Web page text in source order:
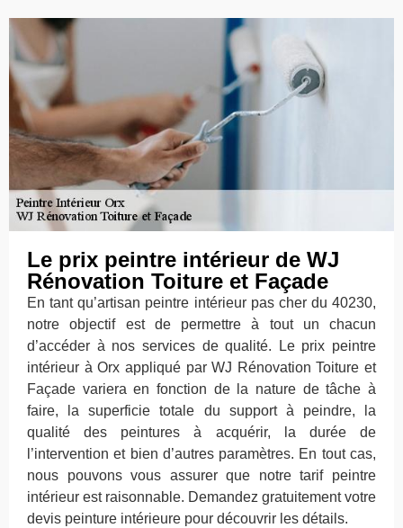
Le prix peintre intérieur de WJ
Rénovation Toiture et Façade
En tant qu’artisan peintre intérieur pas cher du 40230,
notre objectif est de permettre à tout un chacun
d’accéder à nos services de qualité. Le prix peintre
intérieur à Orx appliqué par WJ Rénovation Toiture et
Façade variera en fonction de la nature de tâche à
faire, la superficie totale du support à peindre, la
qualité des peintures à acquérir, la durée de
l’intervention et bien d’autres paramètres. En tout cas,
nous pouvons vous assurer que notre tarif peintre
intérieur est raisonnable. Demandez gratuitement votre
devis peinture intérieure pour découvrir les détails.